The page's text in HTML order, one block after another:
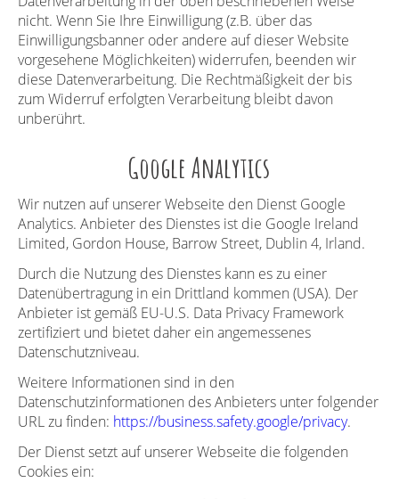
nicht. Wenn Sie Ihre Einwilligung (z.B. über das
Einwilligungsbanner oder andere auf dieser Website
vorgesehene Möglichkeiten) widerrufen, beenden wir
diese Datenverarbeitung. Die Rechtmäßigkeit der bis
zum Widerruf erfolgten Verarbeitung bleibt davon
unberührt.
Google Analytics
Wir nutzen auf unserer Webseite den Dienst Google
Analytics. Anbieter des Dienstes ist die Google Ireland
Limited, Gordon House, Barrow Street, Dublin 4, Irland.
Durch die Nutzung des Dienstes kann es zu einer
Datenübertragung in ein Drittland kommen (USA). Der
Anbieter ist gemäß EU-U.S. Data Privacy Framework
zertifiziert und bietet daher ein angemessenes
Datenschutzniveau.
Weitere Informationen sind in den
Datenschutzinformationen des Anbieters unter folgender
URL zu finden: https://business.safety.google/privacy.
Der Dienst setzt auf unserer Webseite die folgenden
Cookies ein: